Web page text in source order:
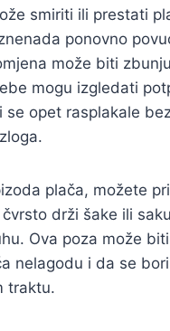
smiriti ili prestati
ponovno
može biti
mogu izgledati
se opet rasplakale
plača, možete
drži šake ili
Ova poza može
nelagodu i da se
traktu.